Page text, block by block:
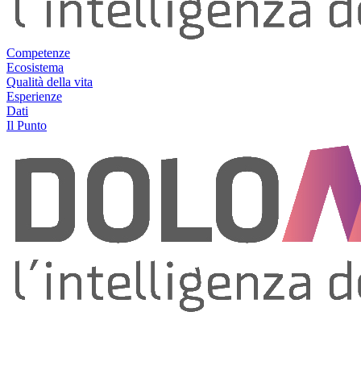
Competenze
Ecosistema
Qualità della vita
Esperienze
Dati
Il Punto